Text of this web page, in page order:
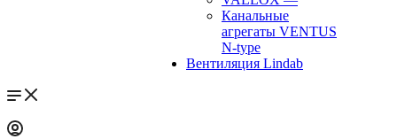
Канальные
агрегаты VENTUS
N-type
Вентиляция Lindab